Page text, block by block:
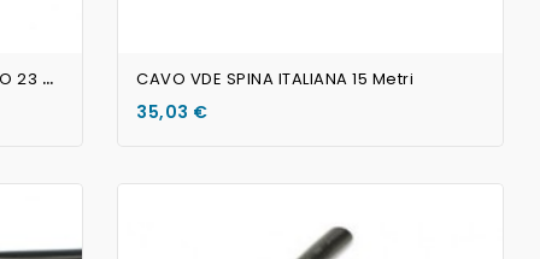
C
AVO VDE MASCHIO PRESA SCHUKO 23 Centimetri CAVO VDE SPINA ITALIANA 15 Metri
35,03 €